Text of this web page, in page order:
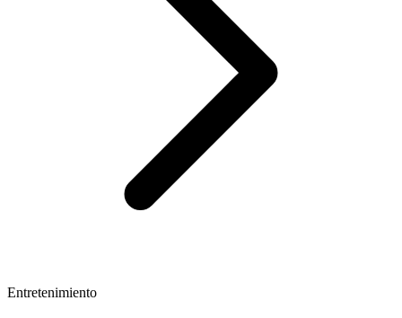
Entretenimiento